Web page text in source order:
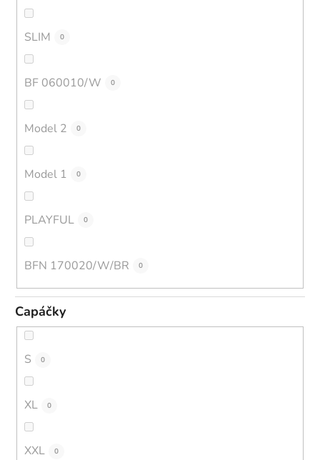
SLIM 0
BF 060010/W 0
Model 2 0
Model 1 0
PLAYFUL 0
BFN 170020/W/BR 0
Capáčky
S 0
XL 0
XXL 0